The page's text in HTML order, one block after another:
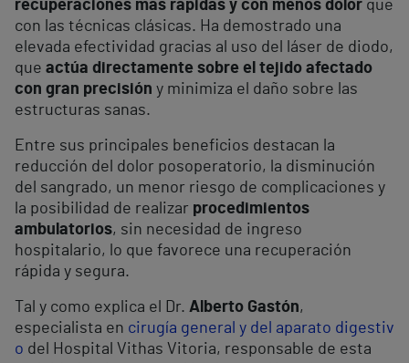
recuperaciones más rápidas y con menos dolor que
con las técnicas clásicas. Ha demostrado una
elevada efectividad gracias al uso del láser de diodo,
que actúa directamente sobre el tejido afectado
con gran precisión y minimiza el daño sobre las
estructuras sanas.
Entre sus principales beneficios destacan la
reducción del dolor posoperatorio, la disminución
del sangrado, un menor riesgo de complicaciones y
la posibilidad de realizar procedimientos
ambulatorios, sin necesidad de ingreso
hospitalario, lo que favorece una recuperación
rápida y segura.
Tal y como explica el Dr. Alberto Gastón,
especialista en cirugía general y del aparato digestiv
o del Hospital Vithas Vitoria, responsable de esta